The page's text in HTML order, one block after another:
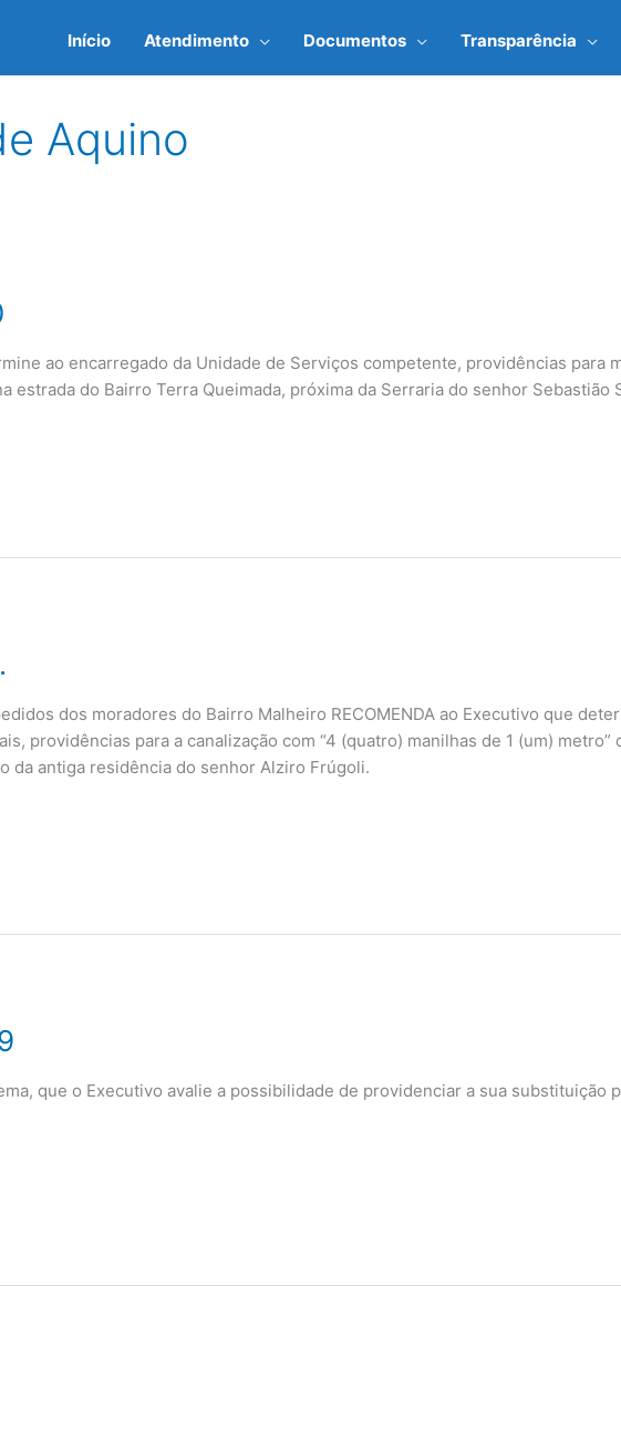
Início Atendimento Documentos Transparência
Aquino
ao encarregado da Unidade de Serviços competente, providências para
estrada do Bairro Terra Queimada, próxima da Serraria do senhor Sebastião
dos moradores do Bairro Malheiro RECOMENDA ao Executivo que
providências para a canalização com “4 (quatro) manilhas de 1 (um) metro”
da antiga residência do senhor Alziro Frúgoli.
que o Executivo avalie a possibilidade de providenciar a sua substituição